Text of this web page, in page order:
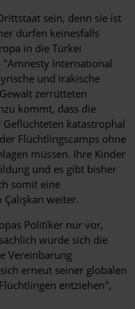
sein, denn sie ist
dürfen keinesfalls
in die Türkei
"Amnesty International
und irakische
zerrütteten
kommt, dass die
katastrophal
Flüchtlingscamps ohne
müssen. Ihre Kinder
und es gibt bisher
somit eine
weiter.
Politiker nur vor,
würde sich die
Vereinbarung
erneut seiner globalen
entziehen",